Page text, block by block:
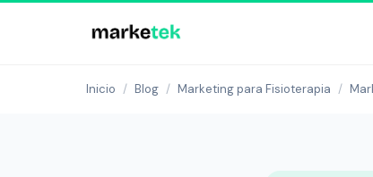
Inicio / Blog / Marketing para Fisioterapia /